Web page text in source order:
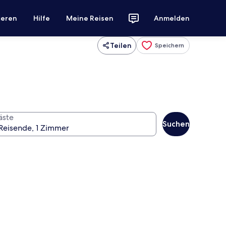
Hilfe Meine Reisen Anmelden
Teilen Speichern
Suchen